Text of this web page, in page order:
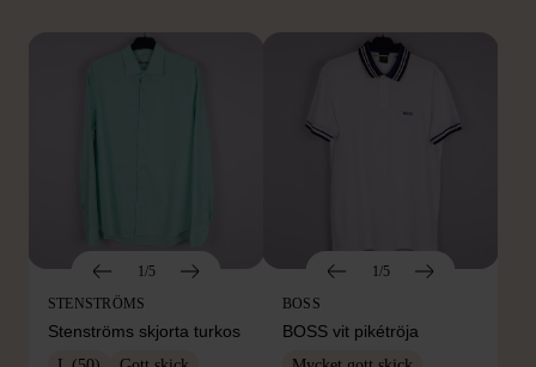
1/5
STENSTRÖMS
Stenströms skjorta turkos
1/5
BOSS
BOSS vit pikétröja